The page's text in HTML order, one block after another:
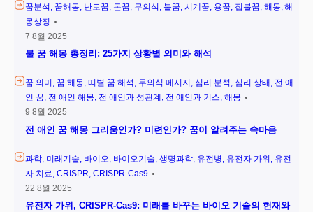
꿈분석 꿈해몽 난로꿈 돈꿈 무의식 불꿈 시계꿈 용꿈 집불꿈 해몽 해
몽상징
7 8월 2025
불 꿈 해몽 총정리: 25가지 상황별 의미와 해석
꿈 의미 꿈 해몽 띠별 꿈 해석 무의식 메시지 심리 분석 심리 상태
전 애
인 꿈
전 애인 해몽 전 애인과 성관계 전 애인과 키스 해몽
9 8월 2025
전 애인 꿈 해몽 그리움인가? 미련인가? 꿈이 알려주는 속마음
과학 미래기술 바이오 바이오기술 생명과학 유전병 유전자 가위
유전
자 치료
CRISPR CRISPR-Cas9
22 8월 2025
유전자 가위, CRISPR-Cas9: 미래를 바꾸는 바이오 기술의 현재와